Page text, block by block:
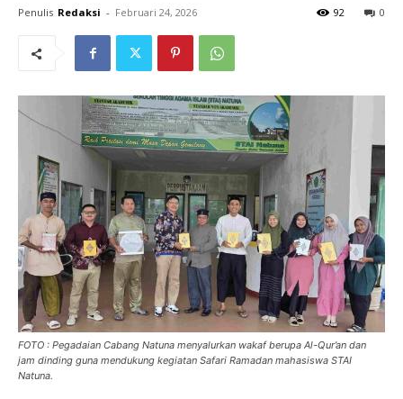
Penulis Redaksi - Februari 24, 2026 0
92
FOTO : Pegadaian Cabang Natuna menyalurkan wakaf berupa Al-Qur’an dan
jam dinding guna mendukung kegiatan Safari Ramadan mahasiswa STAI
Natuna.